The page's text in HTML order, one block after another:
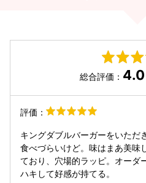
総合評価： 4.0
評価：
キングダブルバーガーをいただ
食べづらいけど。味はまあ美味
ており、穴場的ラッピ。オーダ
ハキして好感が持てる。